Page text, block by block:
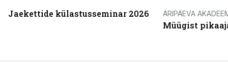
Jaekettide külastusseminar 2026 ÄRIPÄEVA
Müügist